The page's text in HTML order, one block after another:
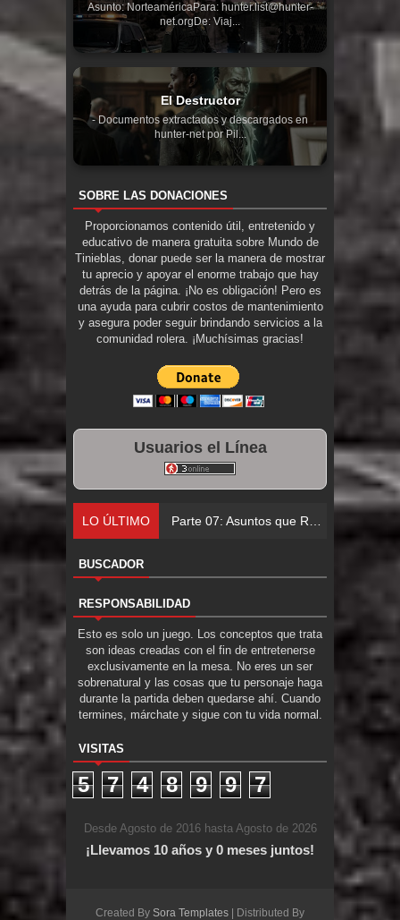
Asunto: NorteaméricaPara: hunter.list@hunter-
net.orgDe: Viaj...
El Destructor
- Documentos extractados y descargados en
hunter-net por Pil...
SOBRE LAS DONACIONES
Proporcionamos contenido útil, entretenido y
educativo de manera gratuita sobre Mundo de
Tinieblas, donar puede ser la manera de mostrar
tu aprecio y apoyar el enorme trabajo que hay
detrás de la página. ¡No es obligación! Pero es
una ayuda para cubrir costos de mantenimiento
y asegura poder seguir brindando servicios a la
comunidad rolera. ¡Muchísimas gracias!
Usuarios el Línea
LO ÚLTIMO Parte 07: Asuntos que Resolver
BUSCADOR
RESPONSABILIDAD
Esto es solo un juego. Los conceptos que trata
son ideas creadas con el fin de entretenerse
exclusivamente en la mesa. No eres un ser
sobrenatural y las cosas que tu personaje haga
durante la partida deben quedarse ahí. Cuando
termines, márchate y sigue con tu vida normal.
VISITAS
5 7 4 8 9 9 7
Desde Agosto de 2016 hasta Agosto de 2026
¡Llevamos 10 años y 0 meses juntos!
Created By Sora Templates | Distributed By